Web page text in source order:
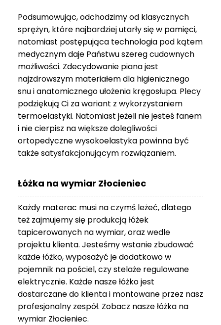
Podsumowując, odchodzimy od klasycznych
sprężyn, które najbardziej utarły się w pamięci,
natomiast postępująca technologia pod kątem
medycznym daje Państwu szereg cudownych
możliwości. Zdecydowanie piana jest
najzdrowszym materiałem dla higienicznego
snu i anatomicznego ułożenia kręgosłupa. Plecy
podziękują Ci za wariant z wykorzystaniem
termoelastyki. Natomiast jeżeli nie jesteś fanem
i nie cierpisz na większe dolegliwości
ortopedyczne wysokoelastyka powinna być
także satysfakcjonującym rozwiązaniem.
Łóżka na wymiar Złocieniec
Każdy materac musi na czymś leżeć, dlatego
też zajmujemy się produkcją łóżek
tapicerowanych na wymiar, oraz wedle
projektu klienta. Jesteśmy wstanie zbudować
każde łóżko, wyposażyć je dodatkowo w
pojemnik na pościel, czy stelaże regulowane
elektrycznie. Każde nasze łóżko jest
dostarczane do klienta i montowane przez nasz
profesjonalny zespół. Zobacz naszełóżka na
wymiar Złocieniec.